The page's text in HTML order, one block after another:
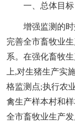
一、总体目标
增强监测的
完善全市畜牧业
系。在强化畜牧
上,对生猪生产实
格监测点;执行农
禽生产样本村和
全市畜牧业生产发